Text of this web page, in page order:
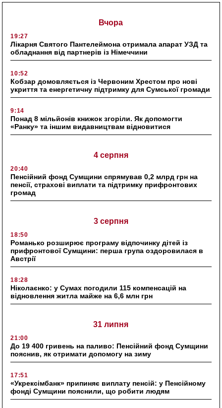
Вчора
19:27
Лікарня Святого Пантелеймона отримала апарат УЗД та
обладнання від партнерів із Німеччини
10:52
Кобзар домовляється із Червоним Хрестом про нові
укриття та енергетичну підтримку для Сумської громади
9:14
Понад 8 мільйонів книжок згоріли. Як допомогти
«Ранку» та іншим видавництвам відновитися
4 серпня
20:40
Пенсійний фонд Сумщини спрямував 0,2 млрд грн на
пенсії, страхові виплати та підтримку прифронтових
громад
3 серпня
18:50
Романько розширює програму відпочинку дітей із
прифронтової Сумщини: перша група оздоровилася в
Австрії
18:28
Ніколаєнко: у Сумах погодили 115 компенсацій на
відновлення житла майже на 6,6 млн грн
31 липня
21:00
До 19 400 гривень на паливо: Пенсійний фонд Сумщини
пояснив, як отримати допомогу на зиму
17:51
«Укрексімбанк» припиняє виплату пенсій: у Пенсійному
фонді Сумщини пояснили, що робити людям